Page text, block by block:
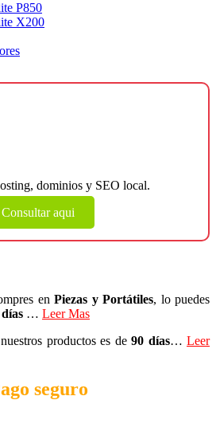
P850
X200
dominios y SEO local.
Consultar aqui
enPiezas y Portátiles, lo puedes
… Leer Mas
productos es de90 días…Leer
seguro